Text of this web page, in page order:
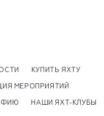
КУПИТЬ ЯХТУ
МЕРОПРИЯТИЙ
НАШИ ЯХТ-КЛУБЫ